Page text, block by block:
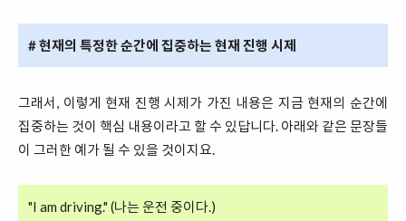
# 현재의 특정한 순간에 집중하는 현재 진행 시제
그래서, 이렇게 현재 진행 시제가 가진 내용은 지금 현재의 순간에
집중하는 것이 핵심 내용이라고 할 수 있답니다. 아래와 같은 문장들
이 그러한 예가 될 수 있을 것이지요.
"I am driving." (나는 운전 중이다.)